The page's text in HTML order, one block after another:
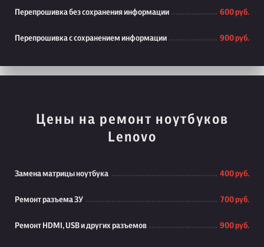
Перепрошивка без сохранения информации 600 руб.
Перепрошивка с сохранением информации 900 руб.
Цены на ремонт ноутбуков
Lenovo
Замена матрицы ноутбука 400 руб.
Ремонт разъема ЗУ 700 руб.
Ремонт HDMI, USB и других разъемов 900 руб.